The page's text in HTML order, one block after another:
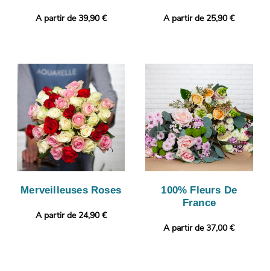
A partir de 39,90 € A partir de 25,90 €
Merveilleuses Roses
A partir de 24,90 €
100% Fleurs De
France
A partir de 37,00 €